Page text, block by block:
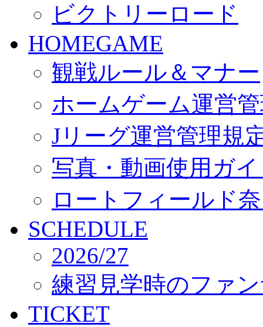
ビクトリーロード
HOMEGAME
観戦ルール＆マナー
ホームゲーム運営
Jリーグ運営管理規
写真・動画使用ガ
ロートフィールド
SCHEDULE
2026/27
練習見学時のファ
TICKET